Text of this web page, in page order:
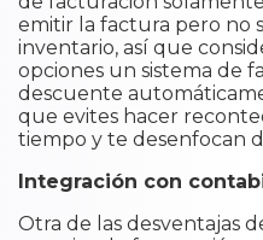
emitir la factura pero no
inventario, así que
opciones un sistema de
descuente
que evites hacer
tiempo y te desenfocan
Integración con
Otra de las desventajas